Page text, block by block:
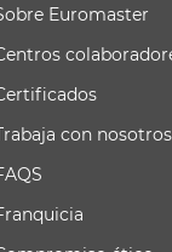
Euromaster
con nosotros